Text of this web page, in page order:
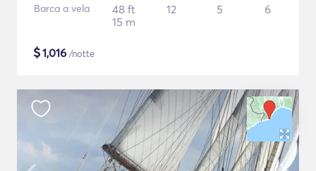
Barca a vela
48 ft
15 m
12 5 6
$1,016 /notte